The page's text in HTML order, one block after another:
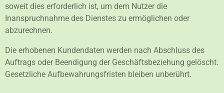
soweit dies erforderlich ist, um dem Nutzer die
Inanspruchnahme des Dienstes zu ermöglichen oder
abzurechnen.
Die erhobenen Kundendaten werden nach Abschluss des
Auftrags oder Beendigung der Geschäftsbeziehung gelöscht.
Gesetzliche Aufbewahrungsfristen bleiben unberührt.